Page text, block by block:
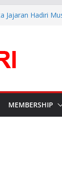
Sinergi Amatir
AWARD 2026
3 ( The 3rd
2026–2029,
Riau
MEMBERSHIP